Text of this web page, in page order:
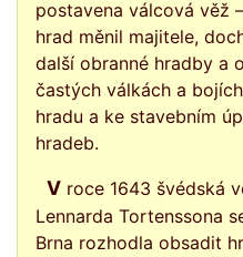
postavena válcová věž
hrad měnil majitele,
další obranné hradby a
častých válkách a
hradu a ke stavebním
hradeb.
V roce 1643 švédská vojska pod vedením
Lennarda Tortenssona
Brna rozhodla obsadit